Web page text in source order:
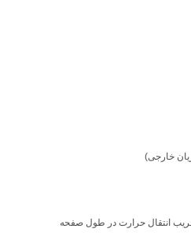
خارجی)
انتقال حرارت در طول صفحه